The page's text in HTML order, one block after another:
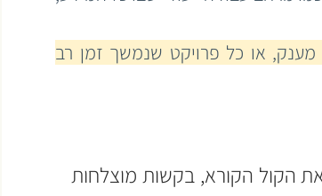
פרויקט "מענק חינוך 2025" - מעלים אליו את הקול הקורא, בקשות מוצלחות